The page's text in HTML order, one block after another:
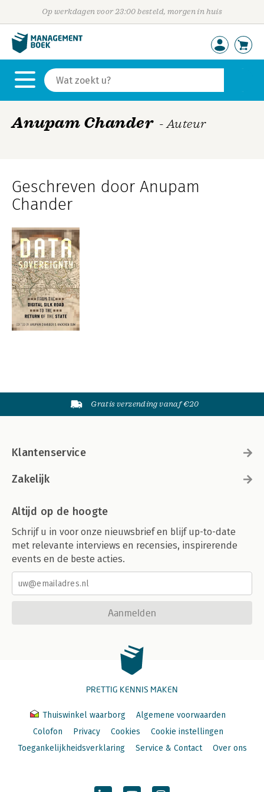
Op werkdagen voor 23:00 besteld, morgen in huis
Anupam Chander - Auteur
Geschreven door Anupam
Chander
Gratis verzending vanaf €20
Klantenservice
Zakelijk
Altijd op de hoogte
Schrijf u in voor onze nieuwsbrief en blijf up-to-date
met relevante interviews en recensies, inspirerende
events en de beste acties.
Aanmelden
PRETTIG KENNIS MAKEN
Thuiswinkel waarborg
Algemene voorwaarden
Colofon
Privacy Cookies
Cookie instellingen
Toegankelijkheidsverklaring
Service & Contact Over ons